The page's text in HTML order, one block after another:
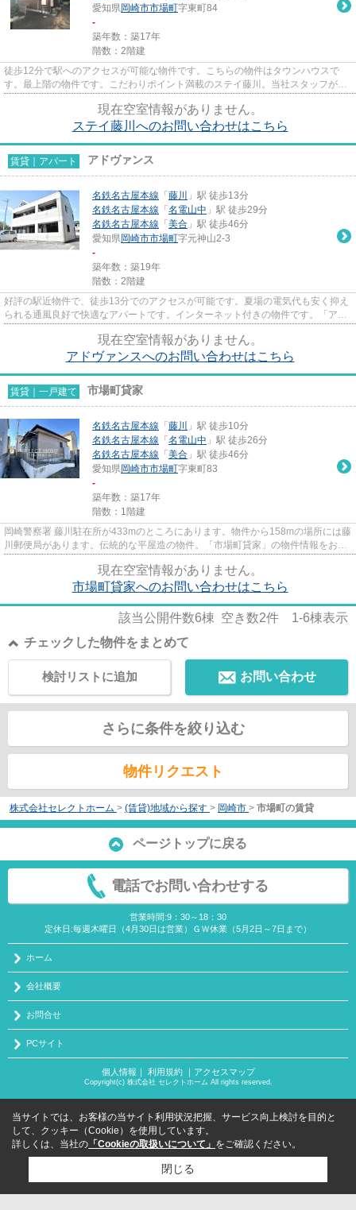
愛知県岡崎市市場町字東町84
-
築年数：築17年
階数：2階建
徒歩12分で駅へのアクセスが可能な物件です。こちらの物件はタウンハウスで
す。最上階の物件です。こだわりポイント満載のステイ藤川。当社スタッフが地
現在空室情報がありません。
ステイ藤川へのお問い合わせはこちら
賃貸｜アパート アドヴァンス
名鉄名古屋本線 「 藤川
」駅 徒歩13分
名鉄名古屋本線 「 名電山中 」駅 徒歩29分
名鉄名古屋本線 「 美合 」駅 徒歩46分
愛知県岡崎市市場町字元神山2-3
-
築年数：築19年
階数：2階建
好評の駅近物件で、徒歩13分でのアクセスが可能です。夏場の電気代も安く抑え
られる通風良好で快適なアパートです。インターネット付きの物件です。「アド
現在空室情報がありません。
アドヴァンスへのお問い合わせはこちら
賃貸｜一戸建て 市場町貸家
名鉄名古屋本線 「 藤川
」駅 徒歩10分
名鉄名古屋本線 「 名電山中 」駅 徒歩26分
名鉄名古屋本線 「 美合 」駅 徒歩46分
愛知県岡崎市市場町字東町83
-
築年数：築17年
階数：1階建
岡崎警察署 藤川駐在所が433mのところにあります。物件から158mの場所には藤
川郵便局があります。伝統的な平屋造の物件。「市場町貸家」の物件情報をお探
現在空室情報がありません。
市場町貸家へのお問い合わせはこちら
該当公開件数6棟 空き数2件 1-6棟表示
チェックした物件をまとめて
お問い合わせ
検討リストに追加
さらに条件を絞り込む
物件リクエスト
株式会社セレクトホーム > (賃貸)地域から探す > 岡崎市 > 市場町の賃貸
ページトップに戻る
電話でお問い合わせする
営業時間:9：30～18：30
定休日:毎週木曜日（4月30日は営業）ＧＷ休業（5月2日～7日まで）
ホーム
会社概要
お問合せ
PCサイト
個人情報 ｜ 利用規約｜ アクセスマップ
Copyright(c) 株式会社 セレクトホーム All rights reserved.
当サイトでは、お客様の当サイト利用状況把握、サービス向上検討を目的と
して、クッキー（Cookie）を使用しています。
詳しくは、当社の 「Cookieの取扱いについて」 をご確認ください。
閉じる